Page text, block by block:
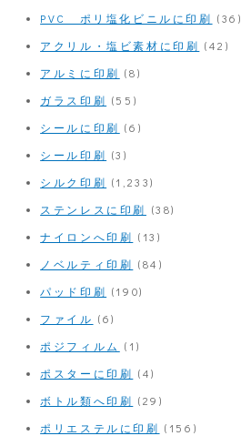
PVC ポリ塩化ビニルに印刷 (36)
アクリル・塩ビ素材に印刷 (42)
アルミに印刷 (8)
ガラス印刷 (55)
シールに印刷 (6)
シール印刷 (3)
シルク印刷 (1,233)
ステンレスに印刷 (38)
ナイロンへ印刷 (13)
ノベルティ印刷 (84)
パッド印刷 (190)
ファイル (6)
ポジフィルム (1)
ポスターに印刷 (4)
ボトル類へ印刷 (29)
ポリエステルに印刷 (156)